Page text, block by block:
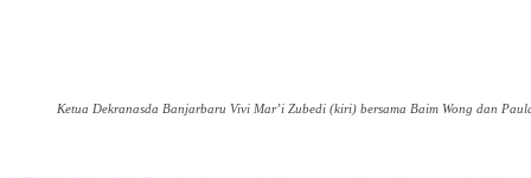
Ketua Dekranasda Banjarbaru Vivi Mar’i Zubedi (kiri) bersama Baim Wong dan